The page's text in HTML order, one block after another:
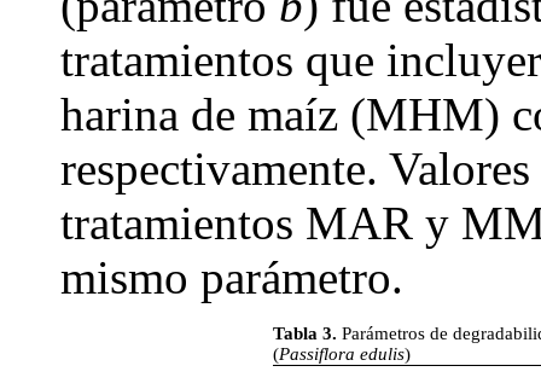
tratamientos que
harina de maíz (MHM)
respectivamente.
tratamientos MAR y
mismo parámetro.
Tabla 3. Parámetros de
(Passiflora edulis)